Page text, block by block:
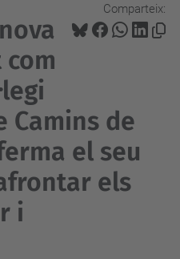
Comparteix:
Camins de
el seu
els
i